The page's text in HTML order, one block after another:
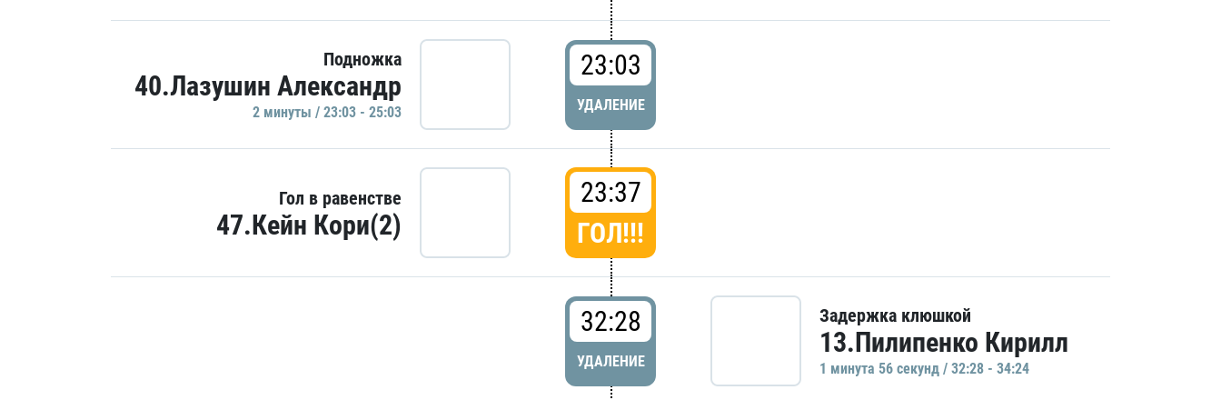
Подножка
40.Лазушин Александр
2 минуты / 23:03 - 25:03
23:03
УДАЛЕНИЕ
Гол в равенстве
47.Кейн Кори(2)
23:37
ГОЛ!!!
32:28
УДАЛЕНИЕ
Задержка клюшкой
13.Пилипенко Кирилл
1 минутa 56 секунд / 32:28 - 34:24